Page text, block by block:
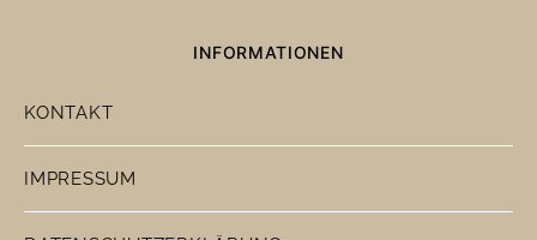
INFORMATIONEN
KONTAKT
IMPRESSUM